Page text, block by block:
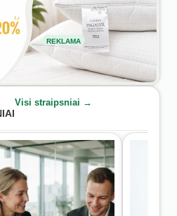
REKLAMA
Visi straipsniai →